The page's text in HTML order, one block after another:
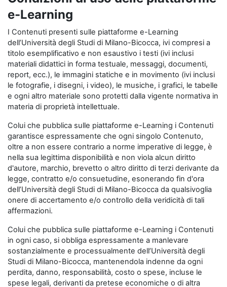
e-Learning
I Contenuti presenti sulle piattaforme e-Learning
dell’Università degli Studi di Milano-Bicocca, ivi compresi a
titolo esemplificativo e non esaustivo i testi (ivi inclusi
materiali didattici in forma testuale, messaggi, documenti,
report, ecc.), le immagini statiche e in movimento (ivi inclusi
le fotografie, i disegni, i video), le musiche, i grafici, le tabelle
e ogni altro materiale sono protetti dalla vigente normativa in
materia di proprietà intellettuale.
Colui che pubblica sulle piattaforme e-Learning i Contenuti
garantisce espressamente che ogni singolo Contenuto,
oltre a non essere contrario a norme imperative di legge, è
nella sua legittima disponibilità e non viola alcun diritto
d'autore, marchio, brevetto o altro diritto di terzi derivante da
legge, contratto e/o consuetudine, esonerando fin d'ora
dell’Università degli Studi di Milano-Bicocca da qualsivoglia
onere di accertamento e/o controllo della veridicità di tali
affermazioni.
Colui che pubblica sulle piattaforme e-Learning i Contenuti
in ogni caso, si obbliga espressamente a manlevare
sostanzialmente e processualmente dell’Università degli
Studi di Milano-Bicocca, mantenendola indenne da ogni
perdita, danno, responsabilità, costo o spese, incluse le
spese legali, derivanti da pretese economiche o di altra